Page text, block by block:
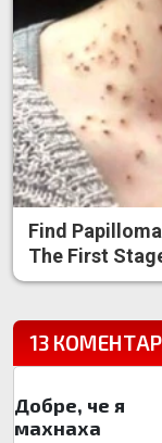
Find
The First
13
Добре, че я
махнаха